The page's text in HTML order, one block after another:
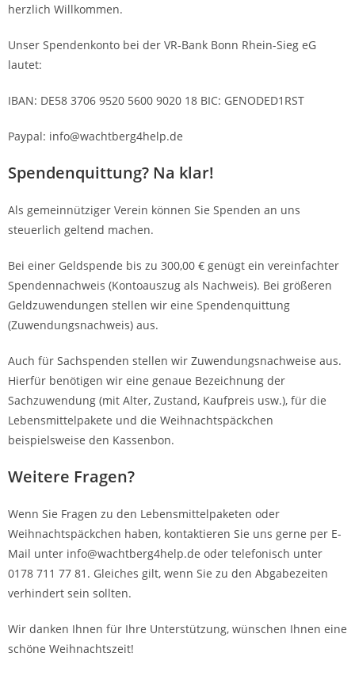
herzlich Willkommen.
Unser Spendenkonto bei der VR-Bank Bonn Rhein-Sieg eG
lautet:
IBAN: DE58 3706 9520 5600 9020 18 BIC: GENODED1RST
Paypal: info@wachtberg4help.de
Spendenquittung? Na klar!
Als gemeinnütziger Verein können Sie Spenden an uns
steuerlich geltend machen.
Bei einer Geldspende bis zu 300,00 € genügt ein vereinfachter
Spendennachweis (Kontoauszug als Nachweis). Bei größeren
Geldzuwendungen stellen wir eine Spendenquittung
(Zuwendungsnachweis) aus.
Auch für Sachspenden stellen wir Zuwendungsnachweise aus.
Hierfür benötigen wir eine genaue Bezeichnung der
Sachzuwendung (mit Alter, Zustand, Kaufpreis usw.), für die
Lebensmittelpakete und die Weihnachtspäckchen
beispielsweise den Kassenbon.
Weitere Fragen?
Wenn Sie Fragen zu den Lebensmittelpaketen oder
Weihnachtspäckchen haben, kontaktieren Sie uns gerne per E-
Mail unter info@wachtberg4help.de oder telefonisch unter
0178 711 77 81. Gleiches gilt, wenn Sie zu den Abgabezeiten
verhindert sein sollten.
Wir danken Ihnen für Ihre Unterstützung, wünschen Ihnen eine
schöne Weihnachtszeit!